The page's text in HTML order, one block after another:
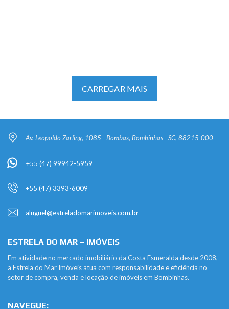
CARREGAR MAIS
Av. Leopoldo Zarling, 1085 - Bombas, Bombinhas - SC, 88215-000
+55 (47) 99942-5959
+55 (47) 3393-6009
aluguel@estreladomarimoveis.com.br
ESTRELA DO MAR – IMÓVEIS
Em atividade no mercado imobiliário da Costa Esmeralda desde 2008,
a Estrela do Mar Imóveis atua com responsabilidade e eficiência no
setor de compra, venda e locação de imóveis em Bombinhas.
NAVEGUE: